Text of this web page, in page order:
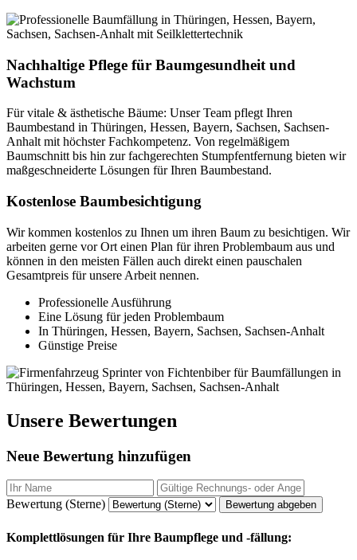
Nachhaltige Pflege für Baumgesundheit und
Wachstum
Für vitale & ästhetische Bäume: Unser Team pflegt Ihren
Baumbestand in Thüringen, Hessen, Bayern, Sachsen, Sachsen-
Anhalt mit höchster Fachkompetenz. Von regelmäßigem
Baumschnitt bis hin zur fachgerechten Stumpfentfernung bieten wir
maßgeschneiderte Lösungen für Ihren Baumbestand.
Kostenlose Baumbesichtigung
Wir kommen kostenlos zu Ihnen um ihren Baum zu besichtigen. Wir
arbeiten gerne vor Ort einen Plan für ihren Problembaum aus und
können in den meisten Fällen auch direkt einen pauschalen
Gesamtpreis für unsere Arbeit nennen.
Professionelle Ausführung
Eine Lösung für jeden Problembaum
In Thüringen, Hessen, Bayern, Sachsen, Sachsen-Anhalt
Günstige Preise
Unsere Bewertungen
Neue Bewertung hinzufügen
Bewertung (Sterne) Bewertung abgeben
Komplettlösungen für Ihre Baumpflege und -fällung: